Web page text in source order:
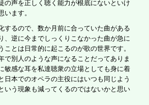
の声を正しく聴く能力が根底にないといけ
います。
するので、数か月前に合っていた曲がある
、逆に今までしっくりこなかった曲が急に
ことは日常的に起こるのが歌の世界です。
で別人のような声になることだってありま
敏感な耳を私達聴衆の立場としても身に着
日本でのオペラの主役にはいつも同じよう
いう現象も減ってくるのではないかと思い